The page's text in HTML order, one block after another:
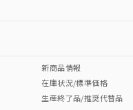
Cr(VI)
新商品情報
在庫状況/標準価格
生産終了品/推奨代替品